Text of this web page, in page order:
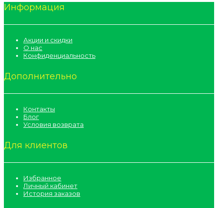
Информация
Акции и скидки
О нас
Конфиденциальность
Дополнительно
Контакты
Блог
Условия возврата
Для клиентов
Избранное
Личный кабинет
История заказов